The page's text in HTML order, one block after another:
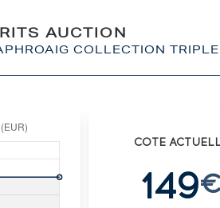
AUCTION
COLLECTION TRIPLE
COTE
149